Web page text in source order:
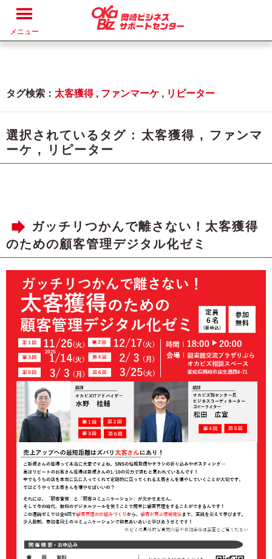
メニュー
タグ検索： 太客獲得, ファンマーケ , リピーター
選択されているタグ : 太客獲得 , ファンマ
ーケ , リピーター
ガッチリつかんで離さない！太客獲得
のための顧客管理デジタル化ゼミ